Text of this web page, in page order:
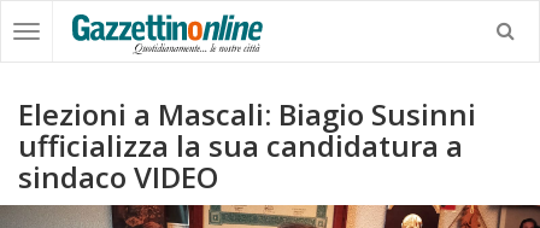
Elezioni a Mascali: Biagio Susinni
ufficializza la sua candidatura a
sindaco VIDEO